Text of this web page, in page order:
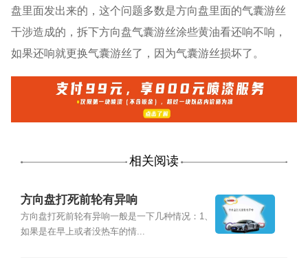
盘里面发出来的，这个问题多数是方向盘里面的气囊游丝
干涉造成的，拆下方向盘气囊游丝涂些黄油看还响不响，
如果还响就更换气囊游丝了，因为气囊游丝损坏了。
相关阅读
方向盘打死前轮有异响
方向盘打死前轮有异响一般是一下几种情况：1、
如果是在早上或者没热车的情...